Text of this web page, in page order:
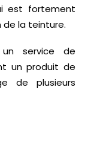
est fortement
de la teinture.
service de
un produit de
de plusieurs